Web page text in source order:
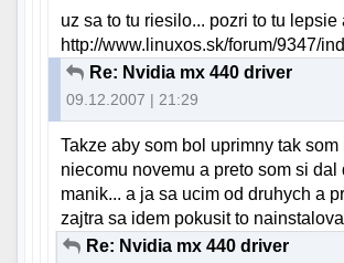
uz sa to tu riesilo... pozri to tu
http://www.linuxos.sk/forum/9347/
Re: Nvidia mx 440 driver
09.12.2007 | 21:29
Takze aby som bol uprimny tak
niecomu novemu a preto som si
manik... a ja sa ucim od druhych a
zajtra sa idem pokusit to
Re: Nvidia mx 440 driver